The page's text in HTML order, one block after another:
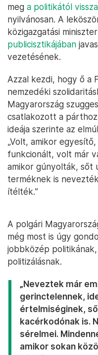
meg a politikától
nyilvánosan. A
közigazgatási miniszter
publicisztikájában
vezetésének.
Azzal kezdi, hogy ő a
nemzedéki
Magyarország
csatlakozott a
ideája szerinte az
„Volt, amikor
funkcionált, volt már
amikor gúnyolták, sőt
terméknek is
ítélték.”
A polgári
még most is úgy
jobbközép
politizálásnak.
„Neveztek már
gerinctelennek,
értelmiséginek,
kacérkodónak is.
sérelmei.
amikor sokan